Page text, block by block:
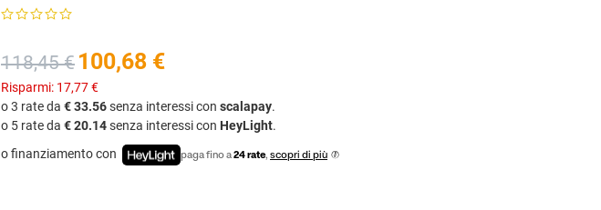
118,45 € 100,68 €
Risparmi: 17,77 €
o 3 rate da € 33.56senza interessi con scalapay.
o 5 rate da € 20.14senza interessi con HeyLight.
o finanziamento con
paga fino a24 rate, scopri di più